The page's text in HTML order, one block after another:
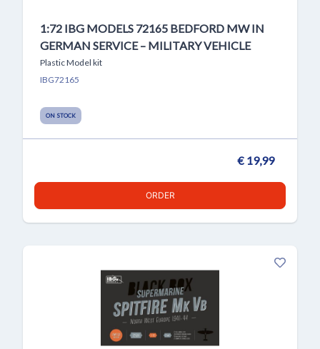
1:72 IBG MODELS 72165 BEDFORD MW IN
GERMAN SERVICE – MILITARY VEHICLE
Plastic Model kit
IBG72165
ON STOCK
€ 19,99
ORDER